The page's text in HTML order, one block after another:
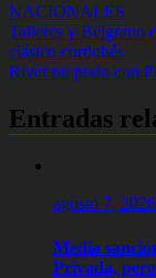
NACIONALES
Navegación
de
Talleres y Belgrano
clásico cordobés
River no pudo con
Entradas
agosto 7, 2026
Media
Privada,